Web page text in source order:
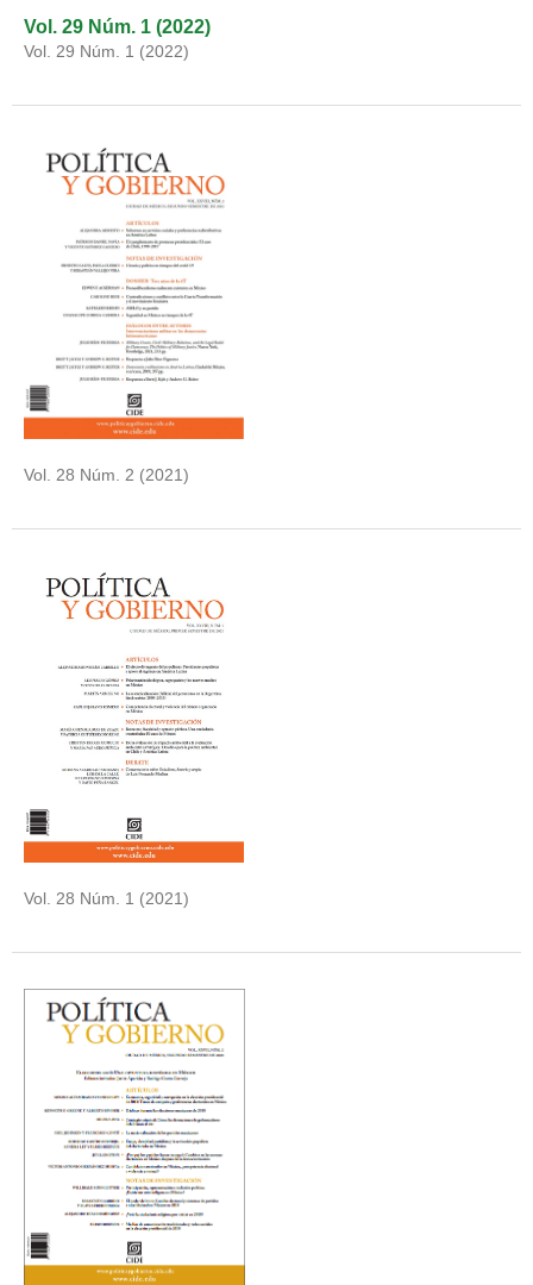
Vol. 29 Núm. 1 (2022)
Vol. 29 Núm. 1 (2022)
Vol. 28 Núm. 2 (2021)
Vol. 28 Núm. 1 (2021)